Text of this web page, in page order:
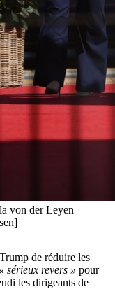
von der Leyen
de réduire les
« sérieux revers » pour
les dirigeants de